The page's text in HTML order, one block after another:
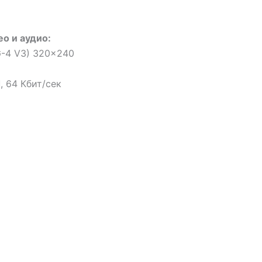
и аудио:
4 V3) 320×240
64 Кбит/сек